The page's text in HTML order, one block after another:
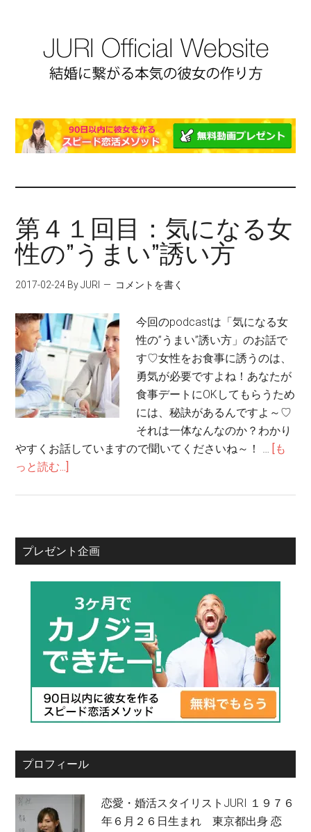
第４１回目：気になる女
性の”うまい”誘い方
2017-02-24 By JURI コメントを書く
今回のpodcastは「気になる女
性の”うまい”誘い方」のお話で
す♡女性をお食事に誘うのは、
勇気が必要ですよね！あなたが
食事デートにOKしてもらうため
には、秘訣があるんですよ～♡
それは一体なんなのか？わかり
やすくお話していますので聞いてくださいね～！ … [も
っと読む...]
プレゼント企画
プロフィール
恋愛・婚活スタイリストJURI １９７６
年６月２６日生まれ 東京都出身 恋